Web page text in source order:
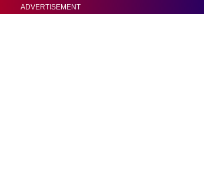
ADVERTISEMENT